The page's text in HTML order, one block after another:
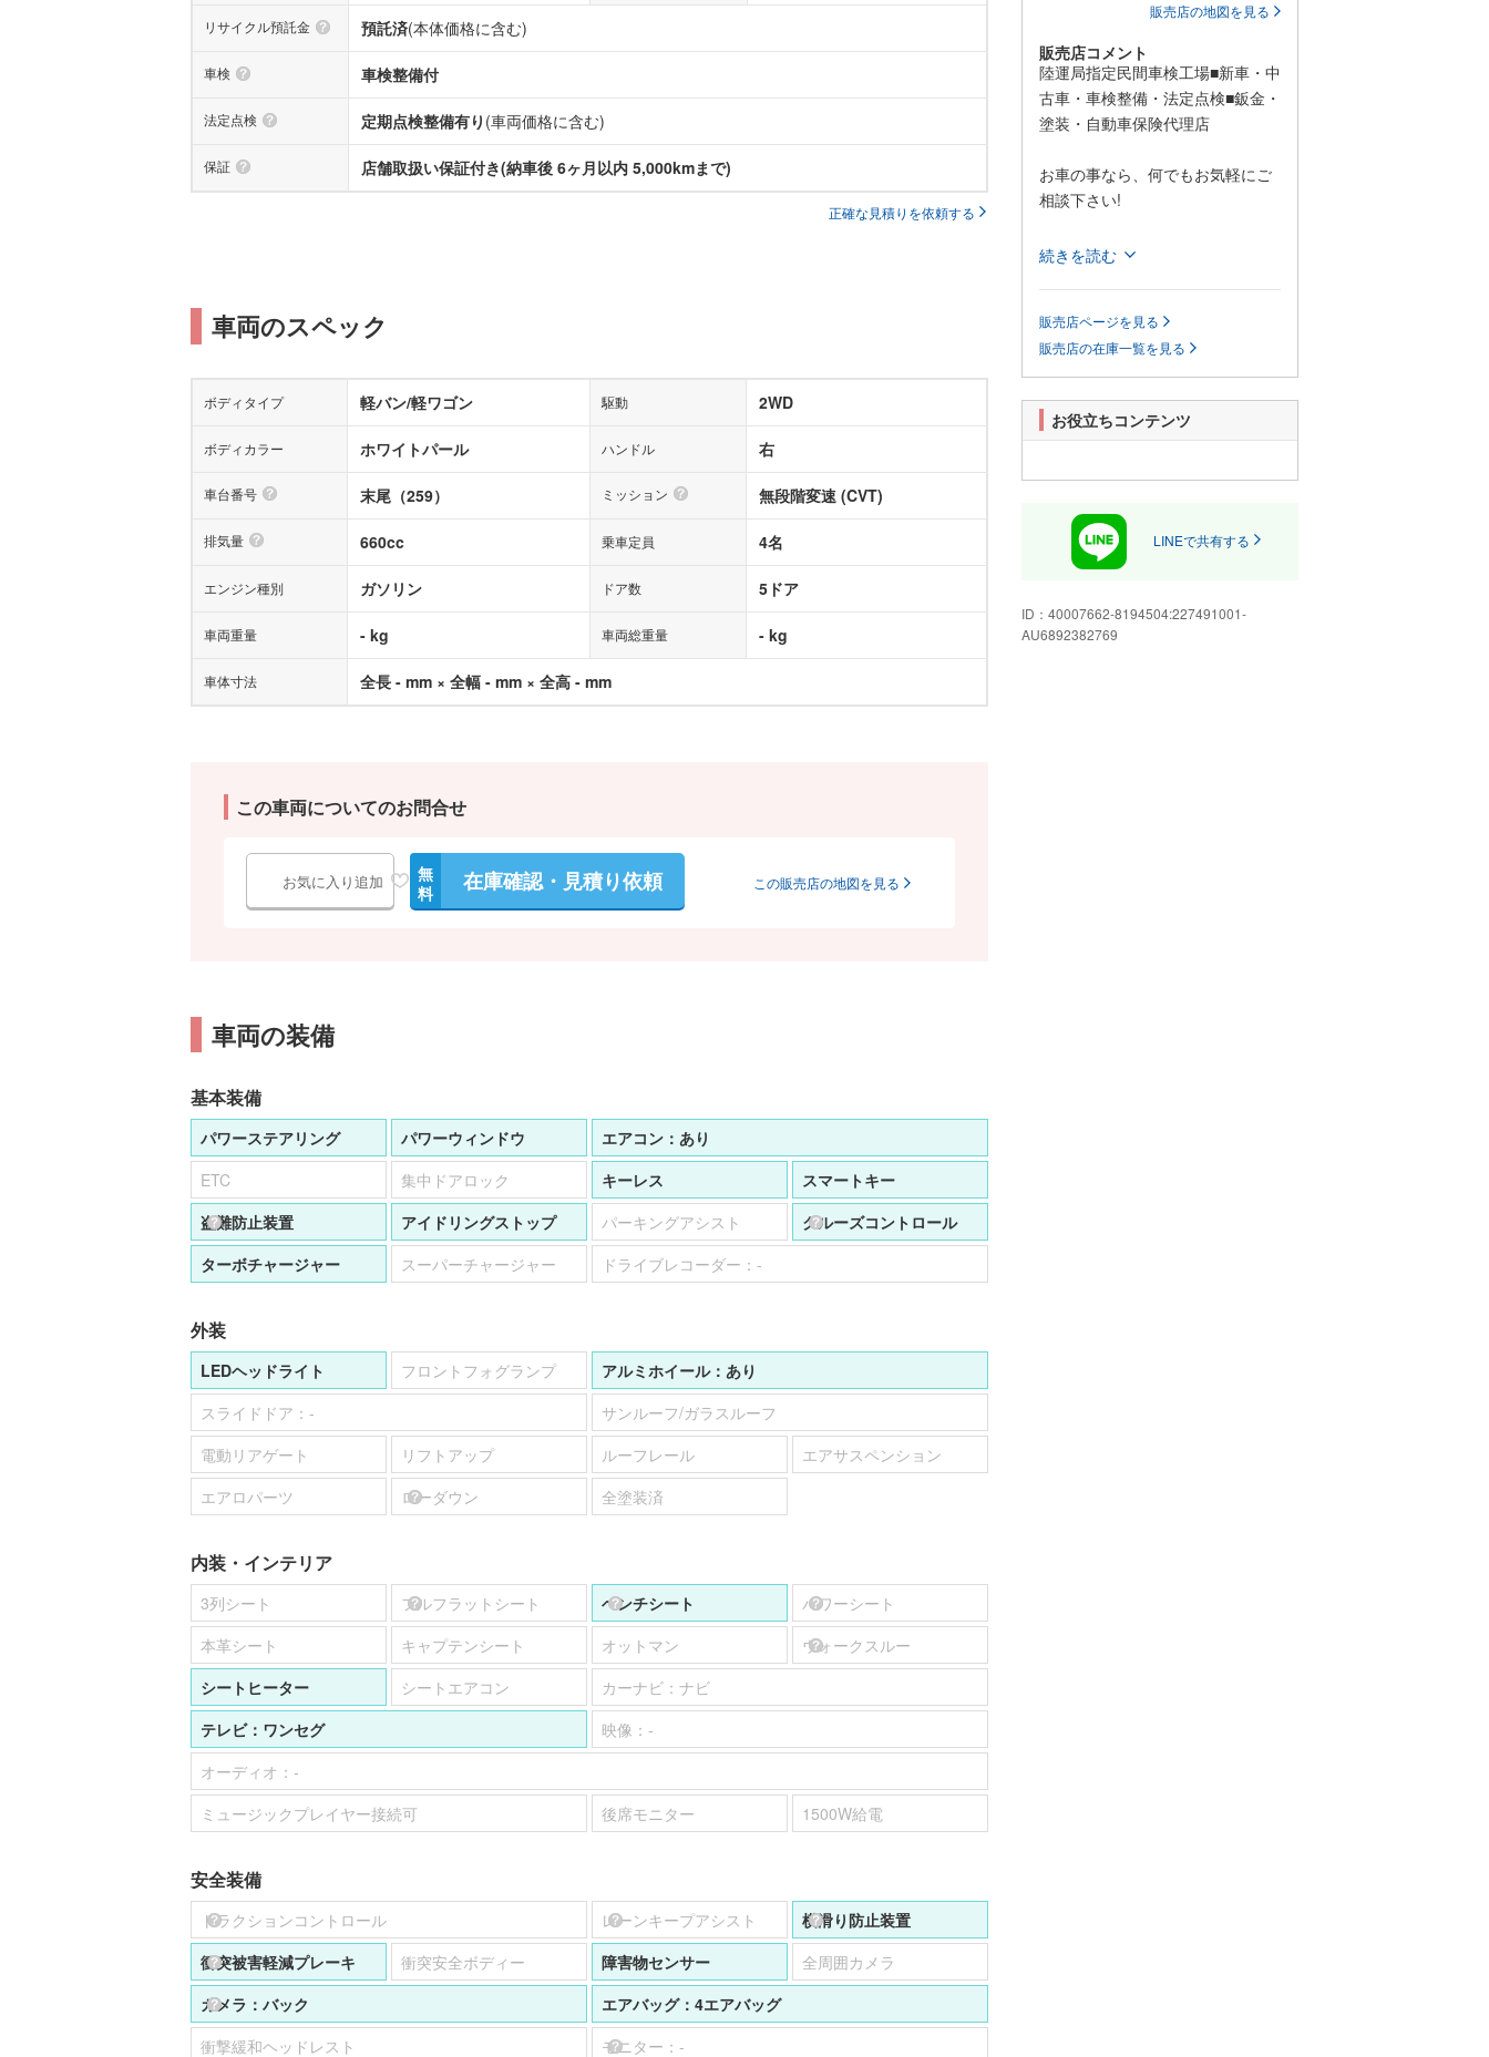
リサイクル預託金 預託済(本体価格に含む)
車検 車検整備付
法定点検 定期点検整備有り (車両価格に含む)
保証 店舗取扱い保証付き(納車後 6ヶ月以内 5,000kmまで)
正確な見積りを依頼する
車両のスペック
ボディタイプ 軽バン/軽ワゴン 駆動 2WD
ボディカラー ホワイトパール ハンドル 右
車台番号 末尾（259） ミッション 無段階変速 (CVT)
排気量 660cc 乗車定員 4名
エンジン種別 ガソリン ドア数 5ドア
車両重量 - kg 車両総重量 - kg
車体寸法 全長 - mm × 全幅 - mm × 全高 - mm
この車両についてのお問合せ
お気に入り追加
無
料
在庫確認・見積り依頼 この販売店の地図を見る
車両の装備
基本装備
パワーステアリング パワーウィンドウ エアコン： あり
ETC
集中ドアロック キーレス
スマートキー
盗難防止装置
アイドリングストップ パーキングアシスト
クルーズコントロール
ターボチャージャー
スーパーチャージャー ドライブレコーダー： -
外装
LEDヘッドライト フロントフォグランプ アルミホイール： あり
スライドドア： -
サンルーフ/ガラスルーフ
電動リアゲート
リフトアップ ルーフレール
エアサスペンション
エアロパーツ
ローダウン 全塗装済
内装・インテリア
3列シート フルフラットシート ベンチシート
パワーシート
本革シート
キャプテンシート オットマン
ウォークスルー
シートヒーター
シートエアコン カーナビ： ナビ
テレビ： ワンセグ 映像： -
オーディオ： -
ミュージックプレイヤー接続可
後席モニター 1500W給電
安全装備
トラクションコントロール レーンキープアシスト
横滑り防止装置
衝突被害軽減プレーキ
衝突安全ボディー 障害物センサー
全周囲カメラ
カメラ： バック エアバッグ： 4エアバッグ
衝撃緩和ヘッドレスト
モニター： -
販売店の地図を見る
販売店コメント
陸運局指定民間車検工場■新車・中
古車・車検整備・法定点検■鈑金・
塗装・自動車保険代理店
お車の事なら、何でもお気軽にご
相談下さい!
当店は、運輸局指定民間車検工場
自動車保険代理店などお車の事な
らおまかせ下さい!!
アクセスとして北陸自動車道から
お越しの際は、南条SAがスマート
上りから出れますし、下りから入
方は是非ご利用下さい。
お車に関することなら何でもお任
たのカーライフをサポートいたし
ます!
続きを読む
販売店ページを見る
販売店の在庫一覧を見る
お役立ちコンテンツ
LINEで共有する
ID： 40007662-8194504:227491001-
AU6892382769